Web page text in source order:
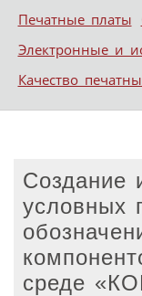
Печатные платы
Электронные и
Качество
Создание
условных
среде